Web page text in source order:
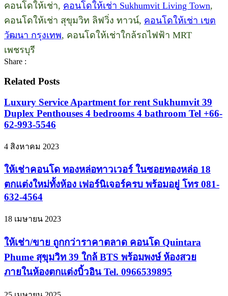
คอนโดให้เช่า, คอนโดให้เช่า Sukhumvit Living Town,
คอนโดให้เช่า สุขุมวิท ลิฟวิ่ง ทาวน์, คอนโดให้เช่า เขต
วัฒนา กรุงเทพ, คอนโดให้เช่าใกล้รถไฟฟ้า MRT
เพชรบุรี
Share :
Related Posts
Luxury Service Apartment for rent Sukhumvit 39
Duplex Penthouses 4 bedrooms 4 bathroom Tel +66-
62-993-5546
4 สิงหาคม 2023
ให้เช่าคอนโด ทองหล่อทาวเวอร์ ในซอยทองหล่อ 18
ตกแต่งใหม่ทั้งห้อง เฟอร์นิเจอร์ครบ พร้อมอยู่ โทร 081-
632-4564
18 เมษายน 2023
ให้เช่า/ขาย ถูกกว่าราคาตลาด คอนโด Quintara
Phume สุขุมวิท 39 ใกล้ BTS พร้อมพงษ์ ห้องสวย
ภายในห้องตกแต่งบิ้วอิน Tel. 0966539895